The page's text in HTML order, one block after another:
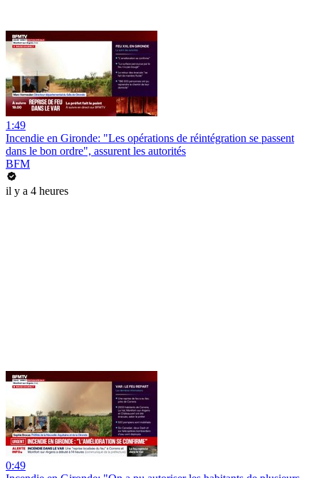
1:49
Incendie en Gironde: "Les opérations de réintégration se passent
dans le bon ordre", assurent les autorités
BFM
il y a 4 heures
0:49